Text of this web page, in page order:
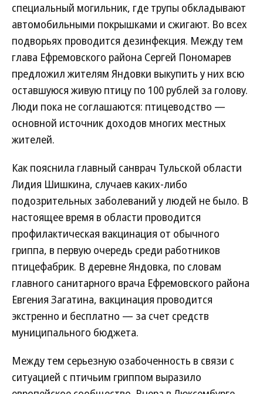
специальный могильник, где трупы обкладывают
автомобильными покрышками и сжигают. Во всех
подворьях проводится дезинфекция. Между тем
глава Ефремовского района Сергей Пономарев
предложил жителям Яндовки выкупить у них всю
оставшуюся живую птицу по 100 рублей за голову.
Люди пока не соглашаются: птицеводство —
основной источник доходов многих местных
жителей.
Как пояснила главный санврач Тульской области
Лидия Шишкина, случаев каких-либо
подозрительных заболеваний у людей не было. В
настоящее время в области проводится
профилактическая вакцинация от обычного
гриппа, в первую очередь среди работников
птицефабрик. В деревне Яндовка, по словам
главного санитарного врача Ефремовского района
Евгения Загатина, вакцинация проводится
экстренно и бесплатно — за счет средств
муниципального бюджета.
Между тем серьезную озабоченность в связи с
ситуацией с птичьим гриппом выразило